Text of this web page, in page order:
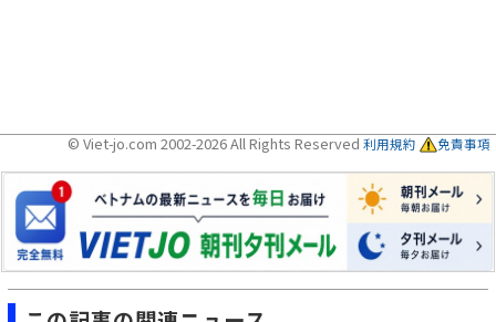
© Viet-jo.com 2002-2026 All Rights Reserved 利用規約 免責事項